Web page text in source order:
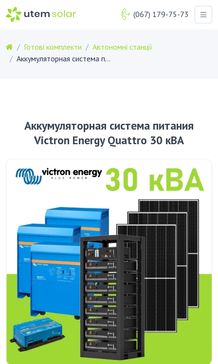
(067) 179-75-73
Готові комплекти
Автономні станції
Аккумуляторная система питания Victron Energy Quattro 30 кВА
Аккумуляторная система питания
Victron Energy Quattro 30 кВА